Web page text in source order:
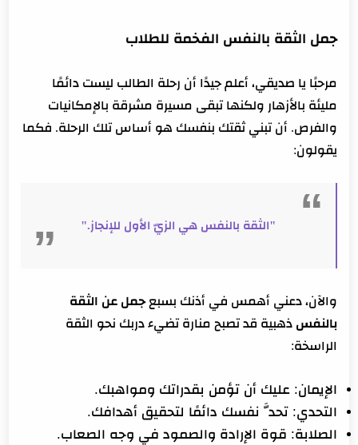
جمل الثقة بالنفس الفخمة للطلاب
مرحبًا يا صديقي، أعلم جيدًا أن رحلة الطالب ليست دائمًا
مليئة بالأزهار ولكنها تبقى مسيرة مشرقة بالإمكانيات
والفرص. أن تبني ثقتك بنفسك هو أساس تلك الرحلة. فكما
يقولون:
"الثقة بالنفس هي الزيّ الأول للإنجاز."
والآن، دعني أهمس في أذنك بسبعجمل عن الثقة
بالنفس ذهبية قد تصبح منارة تضيء دربك نحو الثقة
الراسخة:
الإيمان: عليك أن تؤمن بقدراتك ومواهبك.
التحدي: تحدَّ نفسك دائمًا لتحقيق أهدافك.
الصلابة: قوة الإرادة والصمود في وجه الصعاب.